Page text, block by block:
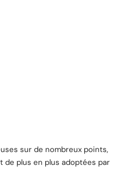
sur de nombreux points,
de plus en plus adoptées par